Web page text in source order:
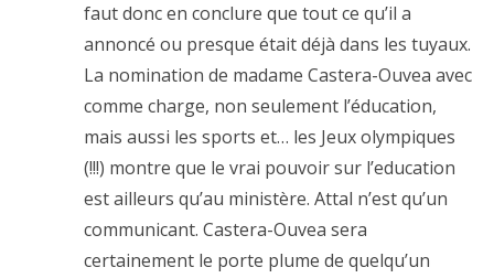
faut donc en conclure que tout ce qu’il a
annoncé ou presque était déjà dans les tuyaux.
La nomination de madame Castera-Ouvea avec
comme charge, non seulement l’éducation,
mais aussi les sports et… les Jeux olympiques
(!!!) montre que le vrai pouvoir sur l’education
est ailleurs qu’au ministère. Attal n’est qu’un
communicant. Castera-Ouvea sera
certainement le porte plume de quelqu’un